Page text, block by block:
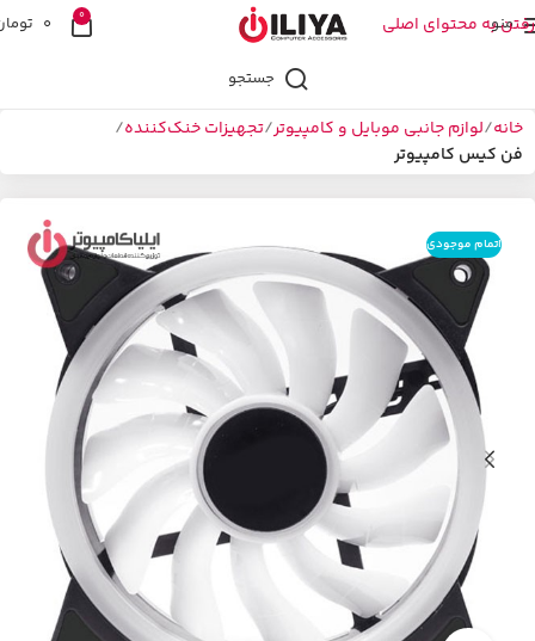
رفتن به محتوای اصلی
منو 0
0
جستجو
خانه لوازم جانبی موبایل و کامپیوتر تجهیزات خنک‌کننده
فن کیس کامپیوتر
اتمام موجودی